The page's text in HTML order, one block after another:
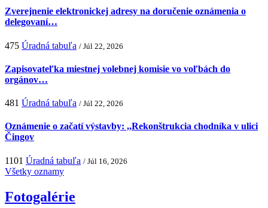
Zverejnenie elektronickej adresy na doručenie oznámenia o
delegovaní…
475 Úradná tabuľa / Júl 22, 2026
Zapisovateľka miestnej volebnej komisie vo voľbách do
orgánov…
481 Úradná tabuľa / Júl 22, 2026
Oznámenie o začatí výstavby: ,,Rekonštrukcia chodníka v ulici
Čingov
1101 Úradná tabuľa / Júl 16, 2026
Všetky oznamy
Fotogalérie